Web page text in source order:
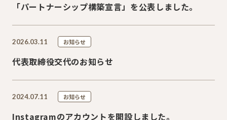
「パートナーシップ構築宣言」を公表しました。
2026.03.11 お知らせ
代表取締役交代のお知らせ
2024.07.11 お知らせ
Instagramのアカウントを開設しました。